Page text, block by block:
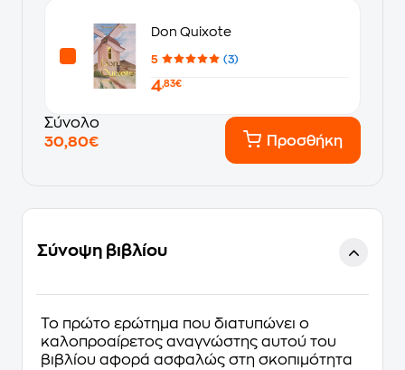
Don Quixote
5 (3)
4,83€
Σύνολο
30,80€
Προσθήκη
Σύνοψη βιβλίου
Το πρώτο ερώτημα που διατυπώνει ο
καλοπροαίρετος αναγνώστης αυτού του
βιβλίου αφορά ασφαλώς στη σκοπιμότητα